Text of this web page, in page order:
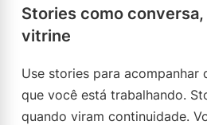
Stories como
vitrine
Use stories para acompanhar
que você está trabalhando.
quando viram continuidade.